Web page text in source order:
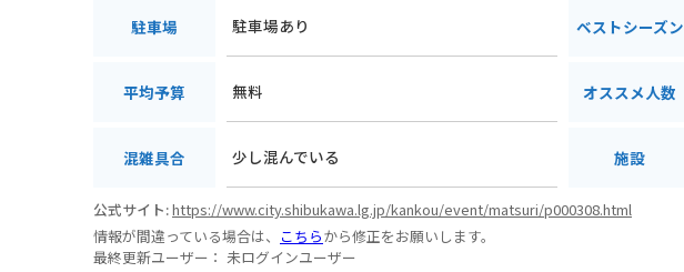
駐車場 駐車場あり ベストシーズン
平均予算 無料 オススメ人数
混雑具合 少し混んでいる 施設
公式サイト:https://www.city.shibukawa.lg.jp/kankou/event/matsuri/p000308.html
情報が間違っている場合は、 こちらから修正をお願いします。
最終更新ユーザー： 未ログインユーザー